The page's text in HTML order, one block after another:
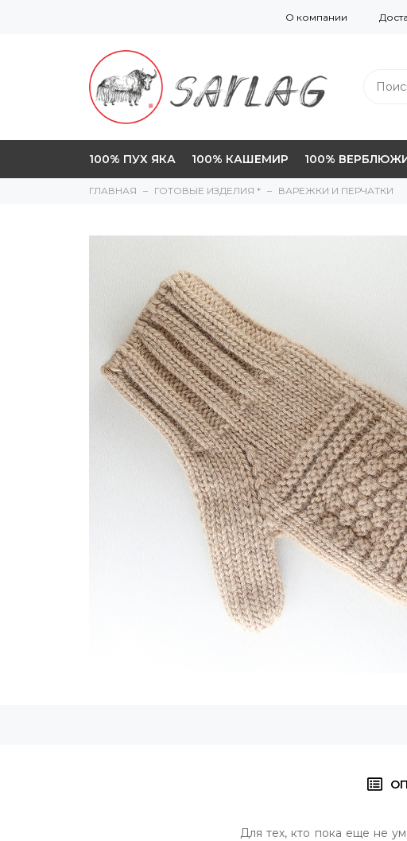
О компании
100% ПУХ ЯКА 100% КАШЕМИР 100%
ГЛАВНАЯ ГОТОВЫЕ ИЗДЕЛИЯ * ВАРЕЖКИ И ПЕРЧАТКИ
Для тех, кто пока еще не